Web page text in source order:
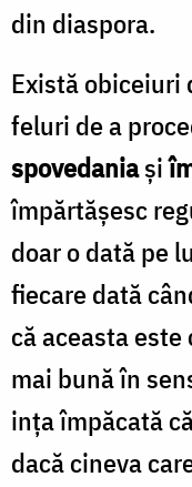
din diaspora.
Există
feluri de a
spovedaniaşi
împărtăşesc
doar o dată pe
fiecare dată
că aceasta
mai bună în
inţa împăcată
dacă cineva